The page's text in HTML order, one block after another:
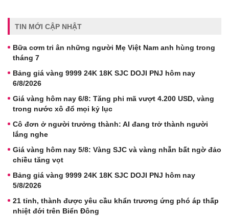
TIN MỚI CẬP NHẬT
Bữa cơm tri ân những người Mẹ Việt Nam anh hùng trong
tháng 7
Bảng giá vàng 9999 24K 18K SJC DOJI PNJ hôm nay
6/8/2026
Giá vàng hôm nay 6/8: Tăng phi mã vượt 4.200 USD, vàng
trong nước xô đổ mọi kỷ lục
Cô đơn ở người trưởng thành: AI đang trở thành người
lắng nghe
Giá vàng hôm nay 5/8: Vàng SJC và vàng nhẫn bất ngờ đảo
chiều tăng vọt
Bảng giá vàng 9999 24K 18K SJC DOJI PNJ hôm nay
5/8/2026
21 tỉnh, thành được yêu cầu khẩn trương ứng phó áp thấp
nhiệt đới trên Biển Đông